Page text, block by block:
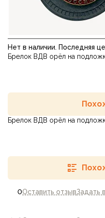
Нет в наличии. Последняя
Брелок ВДВ орёл на
0Оставить отзывЗадать
Брелок ВДВ орёл на